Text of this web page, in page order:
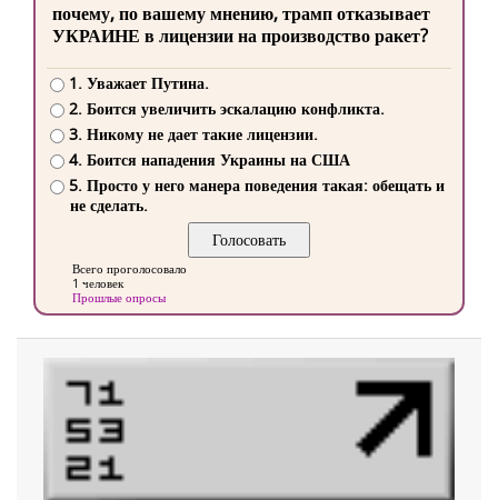
почему, по вашему мнению, трамп отказывает
УКРАИНЕ в лицензии на производство ракет?
1. Уважает Путина.
2. Боится увеличить эскалацию конфликта.
3. Никому не дает такие лицензии.
4. Боится нападения Украины на США
5. Просто у него манера поведения такая: обещать и
не сделать.
Всего проголосовало
1 человек
Прошлые опросы